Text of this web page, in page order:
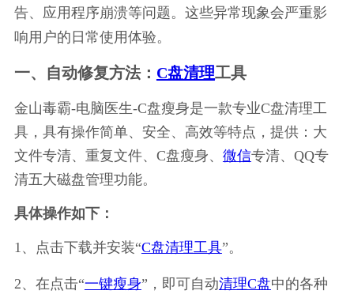
告、应用程序崩溃等问题。这些异常现象会严重影
响用户的日常使用体验。
一、自动修复方法： C盘清理工具
金山毒霸-电脑医生-C盘瘦身是一款专业C盘清理工
具，具有操作简单、安全、高效等特点，提供：大
文件专清、重复文件、C盘瘦身、 微信专清、QQ专
清五大磁盘管理功能。
具体操作如下：
1、点击下载并安装“C盘清理工具”。
2、在点击“一键瘦身”，即可自动清理C盘中的各种